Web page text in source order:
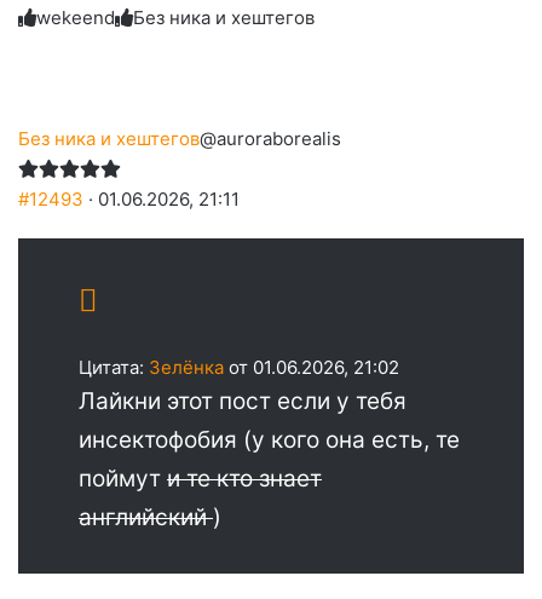
wekeend
Без ника и хештегов
Без ника и хештегов@auroraborealis
#12493 · 01.06.2026, 21:11
Цитата: Зелёнка от 01.06.2026, 21:02
Лайкни этот пост если у тебя
инсектофобия (у кого она есть, те
поймут и те кто знает
английский)